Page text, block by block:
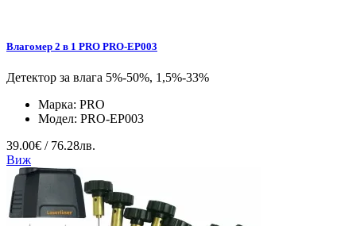
Влагомер 2 в 1 PRO PRO-EP003
Детектор за влага 5%-50%, 1,5%-33%
Марка: PRO
Модел: PRO-EP003
39.00€ / 76.28лв.
Виж